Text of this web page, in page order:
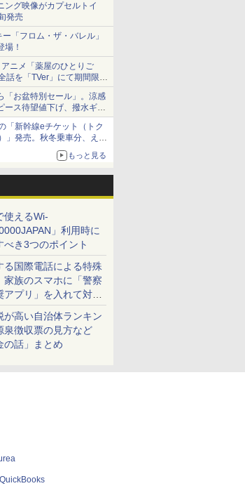
ング映像がカプセルトイ
発売
「フロム・ザ・バレル」
場！
ニメ「薬屋のひとりご
話を「TVer」にて期間限定
「お盆特別セール」。涼感
ース待望値下げ、撥水ギア
「新幹線eチケット（トク
」発売。秋冬乗車分、えき
もっと見る
使えるWi-
」利用時に
べき3つのポイント
る国際電話による特殊
家族のスマホに「警察
アプリ」を入れて対策
！
が高い自治体ランキン
泉徴収票の見方など
の話」まとめ